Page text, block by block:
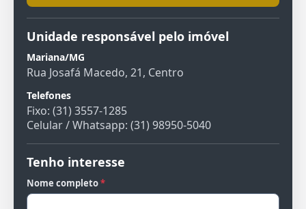
Unidade responsável pelo imóvel
Mariana/MG
Rua Josafá Macedo, 21, Centro
Telefones
Fixo: (31) 3557-1285
Celular / Whatsapp: (31) 98950-5040
Tenho interesse
Nome completo*